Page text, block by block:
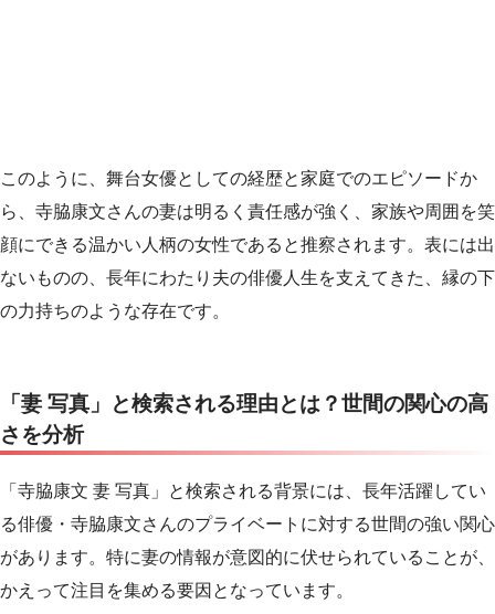
このように、舞台女優としての経歴と家庭でのエピソードか
ら、寺脇康文さんの妻は明るく責任感が強く、家族や周囲を笑
顔にできる温かい人柄の女性であると推察されます。表には出
ないものの、長年にわたり夫の俳優人生を支えてきた、縁の下
の力持ちのような存在です。
「妻 写真」と検索される理由とは？世間の関心の高
さを分析
「寺脇康文 妻 写真」と検索される背景には、長年活躍してい
る俳優・寺脇康文さんのプライベートに対する世間の強い関心
があります。特に妻の情報が意図的に伏せられていることが、
かえって注目を集める要因となっています。